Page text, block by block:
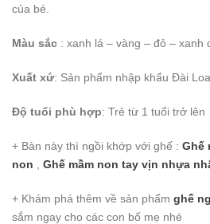
của bé.
Màu sắc : xanh lá – vàng – đỏ – xanh
Xuất xứ: Sản phẩm nhập khẩu Đài
Độ tuổi phù hợp: Trẻ từ 1 tuổi trở lên
+ Bàn này thì ngồi khớp với ghế : Ghế
non
Ghế mầm non tay vịn nhựa
+ Khám phá thêm về sản phẩm ghế
sắm ngay cho các con bố mẹ nhé